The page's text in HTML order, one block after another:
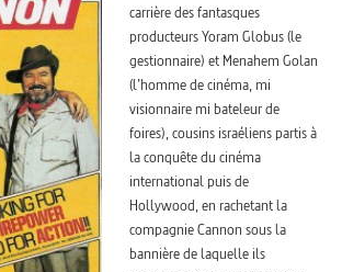
carrière des fantasques
producteurs Yoram Globus (le
gestionnaire) et Menahem Golan
(l’homme de cinéma, mi
visionnaire mi bateleur de
foires), cousins israéliens partis à
la conquête du cinéma
international puis de
Hollywood, en rachetant la
compagnie Cannon sous la
bannière de laquelle ils